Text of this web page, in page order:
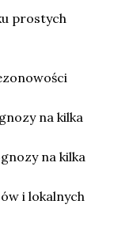
prostych
na kilka
na kilka
i lokalnych